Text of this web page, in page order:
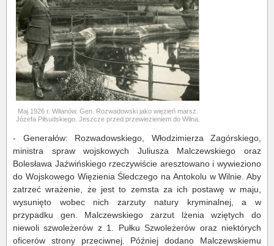
Maj 1926 r. Wilanów. Gen. Rozwadowski jako więzień marsz.
Józefa Piłsudskiego. Jeszcze przed przewiezieniem do Wilna.
- Generałów: Rozwadowskiego, Włodzimierza Zagórskiego,
ministra spraw wojskowych Juliusza Malczewskiego oraz
Bolesława Jaźwińskiego rzeczywiście aresztowano i wywieziono
do Wojskowego Więzienia Śledczego na Antokolu w Wilnie. Aby
zatrzeć wrażenie, że jest to zemsta za ich postawę w maju,
wysunięto wobec nich zarzuty natury kryminalnej, a w
przypadku gen. Malczewskiego zarzut lżenia wziętych do
niewoli szwoleżerów z 1. Pułku Szwoleżerów oraz niektórych
oficerów strony przeciwnej. Później dodano Malczewskiemu